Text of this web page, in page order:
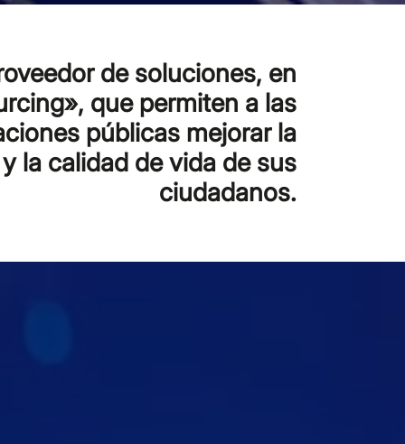
de soluciones, en
que permiten a las
públicas mejorar la
la calidad de vida de sus
ciudadanos.